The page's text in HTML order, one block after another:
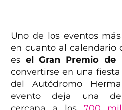
Uno de los eventos
en cuanto al calendario
esel Gran Premio de
convertirse en una
del Autódromo
evento deja una
cercana a los 700